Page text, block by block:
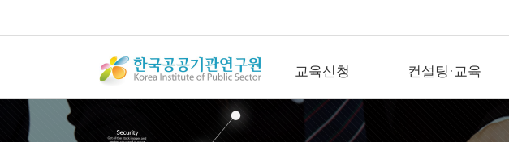
교육신청 컨설팅·교육
교육신청
공개교육신청
직무전문가(SME)자